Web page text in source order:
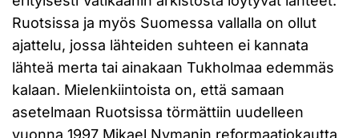
Ruotsissa ja myös Suomessa vallalla on ollut
ajattelu, jossa lähteiden suhteen ei kannata
lähteä merta tai ainakaan Tukholmaa edemmäs
kalaan. Mielenkiintoista on, että samaan
asetelmaan Ruotsissa törmättiin uudelleen
vuonna 1997 Mikael Nymanin reformaatiokautta